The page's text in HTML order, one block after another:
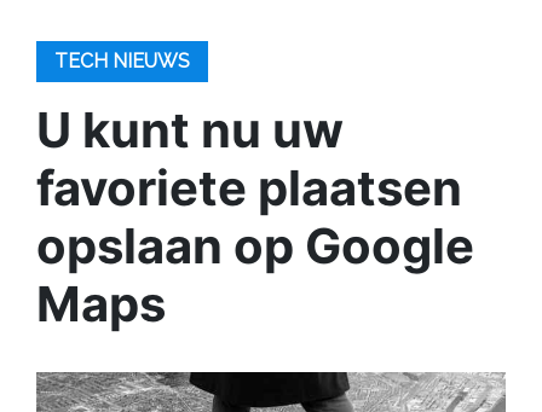
TECH NIEUWS
U kunt nu uw
favoriete plaatsen
opslaan op Google
Maps